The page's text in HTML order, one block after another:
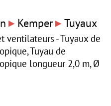
▸ Kemper▸ Tuyaux
ventilateurs - Tuyaux de
Tuyau de
longueur 2,0 m, Ø